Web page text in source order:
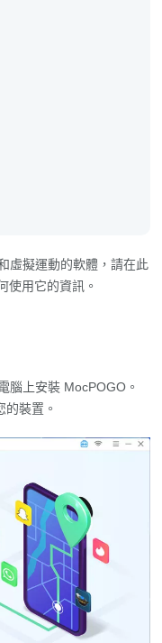
虛擬運動的軟體，請在此
使用它的資訊。
腦上安裝 MocPOGO。
的裝置。